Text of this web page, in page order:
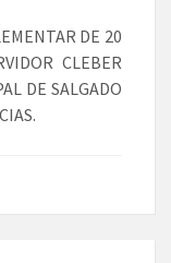
DE 20
CLEBER
DE SALGADO